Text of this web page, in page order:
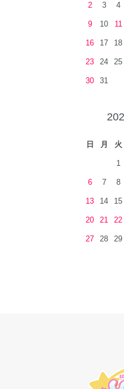
2 3 4
9 10 11
16 17 18
23 24 25
30 31
日 月 火
1
6 7 8
13 14 15
20 21 22
27 28 29